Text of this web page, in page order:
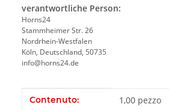
verantwortliche Person:
Horns24
Stammheimer Str. 26
Nordrhein-Westfalen
Köln, Deutschland, 50735
info@horns24.de
#productDetails.itemInformation#
#productDetails.itemValue#
Contenuto: 1,00 pezzo